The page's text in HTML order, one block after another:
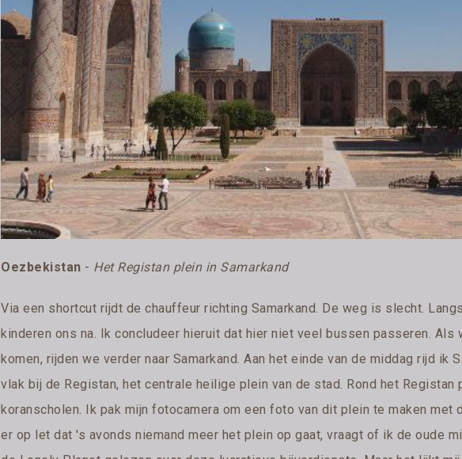
Oezbekistan - Het Registan plein in Samarkand
Via een shortcut rijdt de chauffeur richting Samarkand. De weg is slecht.
kinderen ons na. Ik concludeer hieruit dat hier niet veel bussen passeren. Als
komen, rijden we verder naar Samarkand. Aan het einde van de middag rijd ik
vlak bij de Registan, het centrale heilige plein van de stad. Rond het Registan
koranscholen. Ik pak mijn fotocamera om een foto van dit plein te maken met
er op let dat 's avonds niemand meer het plein op gaat, vraagt of ik de oude